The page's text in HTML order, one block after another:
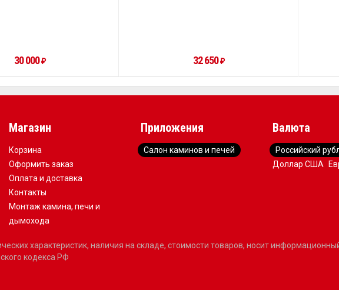
30 000 ₽ 32 650₽
Магазин
Корзина
Оформить заказ
Оплата и доставка
Контакты
Монтаж камина, печи и
дымохода
Приложения
Салон каминов и печей
Валюта
Российский
Доллар США
характеристик, наличия на складе, стоимости товаров, носит
кодекса РФ